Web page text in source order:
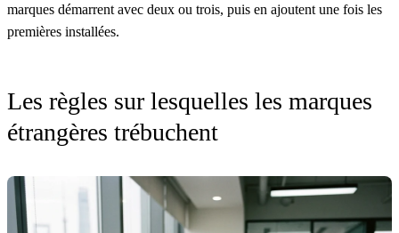
marques démarrent avec deux ou trois, puis en ajoutent une fois les
premières installées.
Les règles sur lesquelles les marques
étrangères trébuchent